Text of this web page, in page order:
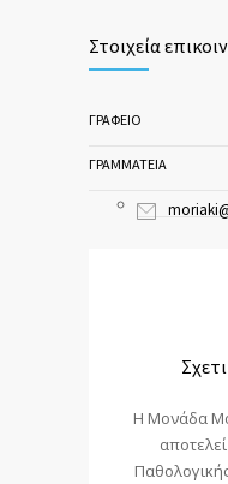
Στοιχεία
ΓΡΑΦΕΙΟ
ΓΡΑΜΜΑΤΕΙΑ
Η Μονάδα